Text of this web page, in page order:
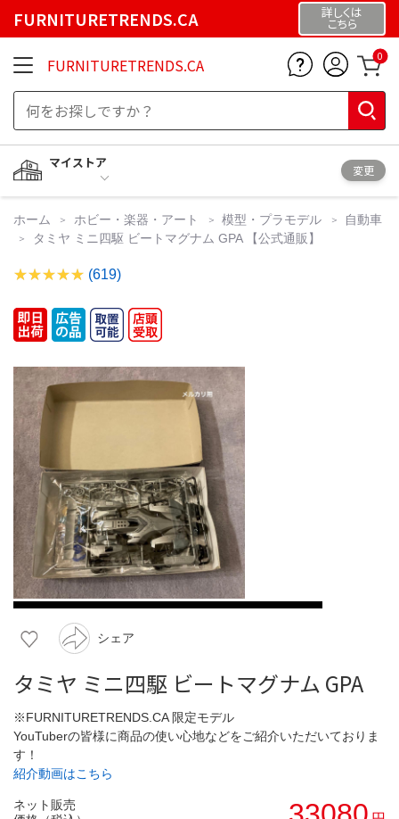
FURNITURETRENDS.CA 詳しくは
こちら
FURNITURETRENDS.CA 0
マイストア
変更
ホーム ホビー・楽器・アート 模型・プラモデル
自動車
タミヤ ミニ四駆 ビートマグナム GPA 【公式通販】
(619)
シェア
タミヤ ミニ四駆 ビートマグナム GPA
※FURNITURETRENDS.CA 限定モデル
YouTuberの皆様に商品の使い心地などをご紹介いただいておりま
す！
紹介動画はこちら
ネット販売